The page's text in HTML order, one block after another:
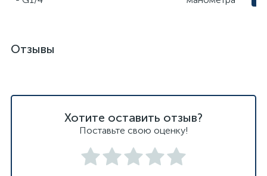
Отзывы
Хотите оставить отзыв?
Поставьте свою оценку!